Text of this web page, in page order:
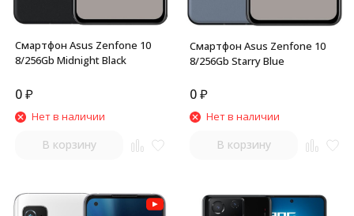
Смартфон Asus Zenfone 10
8/256Gb Midnight Black
0₽
Нет в наличии
В корзину
Смартфон Asus Zenfone 10
8/256Gb Starry Blue
0₽
Нет в наличии
В корзину